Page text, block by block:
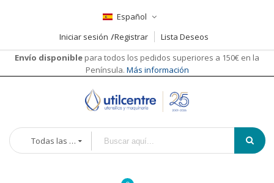
Español
Iniciar sesión
Registrar
Lista Deseos
Envío disponible para todos los pedidos superiores a 150€ en la
Península. Más información
Todas las categorías